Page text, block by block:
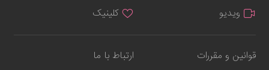
ویدیو
کلینیک
قوانین و مقررات ارتباط با ما